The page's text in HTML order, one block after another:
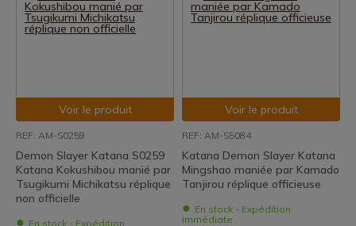
Voir le produit
REF: AM-S0259
Demon Slayer Katana S0259
Katana Kokushibou manié par
Tsugikumi Michikatsu réplique
non officielle
En stock - Expédition
Voir le produit
REF: AM-S5084
Katana Demon Slayer Katana
Mingshao maniée par Kamado
Tanjirou réplique officieuse
En stock - Expédition
immédiate